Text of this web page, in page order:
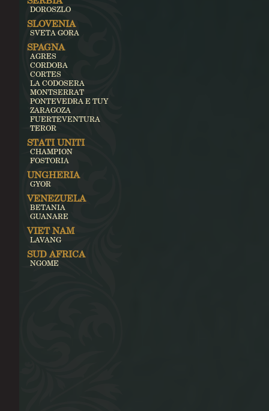
DOROSZLO
SLOVENIA
SVETA GORA
SPAGNA
AGRES
CORDOBA
CORTES
LA CODOSERA
MONTSERRAT
PONTEVEDRA E TUY
ZARAGOZA
FUERTEVENTURA
TEROR
STATI UNITI
CHAMPION
FOSTORIA
UNGHERIA
GYOR
VENEZUELA
BETANIA
GUANARE
VIET NAM
LAVANG
SUD AFRICA
NGOME